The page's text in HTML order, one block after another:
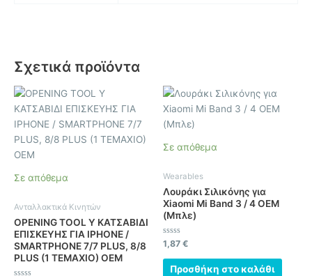
Σχετικά προϊόντα
Σε απόθεμα
Ανταλλακτικά Κινητών
OPENING TOOL Y ΚΑΤΣΑΒΙΔΙ
ΕΠΙΣΚΕΥΗΣ ΓΙΑ IPHONE /
SMARTPHONE 7/7 PLUS, 8/8
PLUS (1 ΤΕΜΑΧΙΟ) OEM
Σε απόθεμα
Wearables
Λουράκι Σιλικόνης για
Xiaomi Mi Band 3 / 4 OEM
(Μπλε)
Βαθμολογήθηκε
με
0
από
1,87 €
Προσθήκη στο καλάθι